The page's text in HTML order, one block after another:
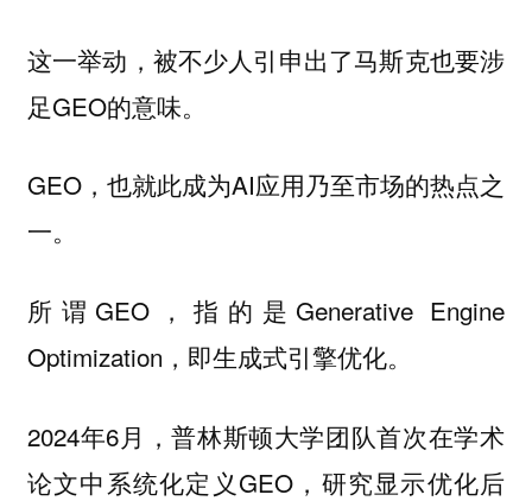
这一举动，被不少人引申出了马斯克也要涉
足GEO的意味。
GEO，也就此成为AI应用乃至市场的热点之
一。
所谓GEO，指的是Generative Engine
Optimization，即生成式引擎优化。
2024年6月，普林斯顿大学团队首次在学术
论文中系统化定义GEO，研究显示优化后